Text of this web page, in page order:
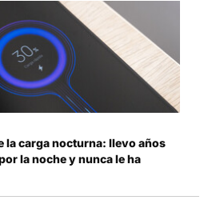
la carga nocturna: llevo años
la noche y nunca le ha